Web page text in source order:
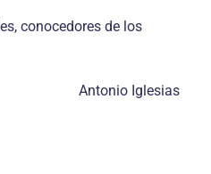
conocedores de los
Antonio Iglesias